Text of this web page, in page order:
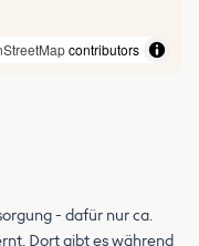
contributors
- dafür nur ca.
Dort gibt es während